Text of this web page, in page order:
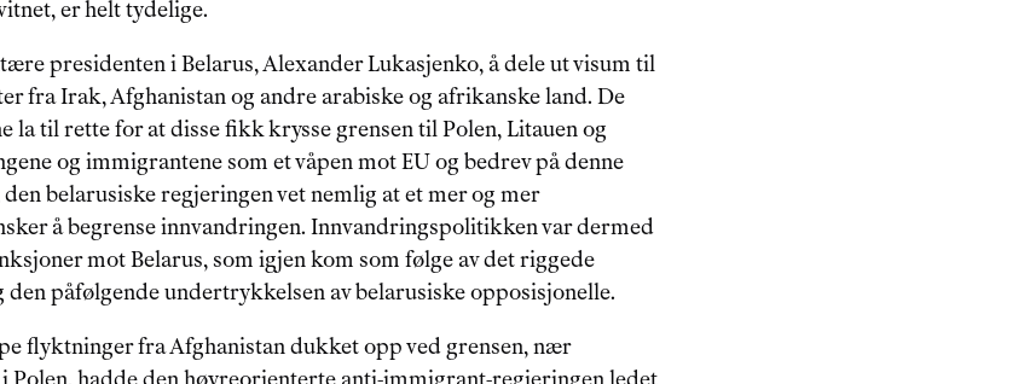
er helt tydelige.
presidenten i Belarus, Alexander Lukasjenko, å dele ut visum til
fra Irak, Afghanistan og andre arabiske og afrikanske land. De
la til rette for at disse fikk krysse grensen til Polen, Litauen og
og immigrantene som et våpen mot EU og bedrev på denne
belarusiske regjeringen vet nemlig at et mer og mer
å begrense innvandringen. Innvandringspolitikken var dermed
mot Belarus, som igjen kom som følge av det riggede
påfølgende undertrykkelsen av belarusiske opposisjonelle.
flyktninger fra Afghanistan dukket opp ved grensen, nær